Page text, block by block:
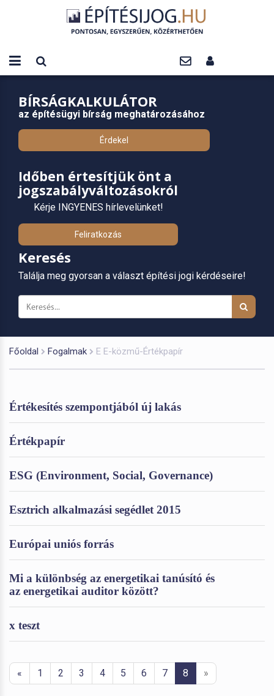
BÍRSÁGKALKULÁTOR
az építésügyi bírság meghatározásához
Érdekel
Időben értesítjük önt a
jogszabályváltozásokról
Kérje INGYENES hírlevelünket!
Feliratkozás
Keresés
Találja meg gyorsan a választ építési jogi kérdéseire!
Főoldal Fogalmak E E-közmű-Értékpapír
Értékesítés szempontjából új lakás
Értékpapír
ESG (Environment, Social, Governance)
Esztrich alkalmazási segédlet 2015
Európai uniós forrás
Mi a különbség az energetikai tanúsító és
az energetikai auditor között?
x teszt
« 1 2 3 4 5 6 7 8 »